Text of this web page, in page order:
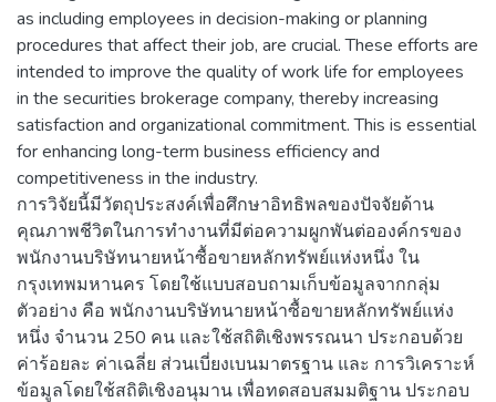
as including employees in decision-making or planning
procedures that affect their job, are crucial. These efforts are
intended to improve the quality of work life for employees
in the securities brokerage company, thereby increasing
satisfaction and organizational commitment. This is essential
for enhancing long-term business efficiency and
competitiveness in the industry.
การวิจัยนี้มีวัตถุประสงค์เพื่อศึกษาอิทธิพลของปัจจัยด้าน
คุณภาพชีวิตในการทำงานที่มีต่อความผูกพันต่อองค์กรของ
พนักงานบริษัทนายหน้าซื้อขายหลักทรัพย์แห่งหนึ่ง ใน
กรุงเทพมหานคร โดยใช้แบบสอบถามเก็บข้อมูลจากกลุ่ม
ตัวอย่าง คือ พนักงานบริษัทนายหน้าซื้อขายหลักทรัพย์แห่ง
หนึ่ง จำนวน 250 คน และใช้สถิติเชิงพรรณนา ประกอบด้วย
ค่าร้อยละ ค่าเฉลี่ย ส่วนเบี่ยงเบนมาตรฐาน และ การวิเคราะห์
ข้อมูลโดยใช้สถิติเชิงอนุมาน เพื่อทดสอบสมมติฐาน ประกอบ